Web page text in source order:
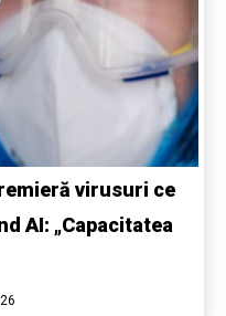
virusuri ce
AI: „Capacitatea